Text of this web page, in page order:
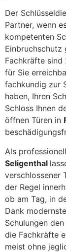
Der
Partner, wenn
kompetenten
Einbruchschutz
Fachkräfte sind
für Sie
fachkundig zur
haben, Ihren
Schloss Ihnen
öffnen Türen in
Als
Seligenthal
verschlossener
der Regel
ob am Tag, in
Dank
Schulungen
die Fachkräfte
meist ohne